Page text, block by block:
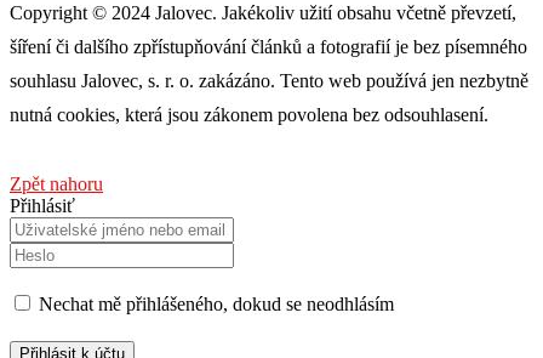
Copyright © 2024 Jalovec. Jakékoliv užití obsahu včetně převzetí,
šíření či dalšího zpřístupňování článků a fotografií je bez písemného
souhlasu Jalovec, s. r. o. zakázáno. Tento web používá jen nezbytně
nutná cookies, která jsou zákonem povolena bez odsouhlasení.
Zpět nahoru
Přihlásiť
Nechat mě přihlášeného, ​​dokud se neodhlásím